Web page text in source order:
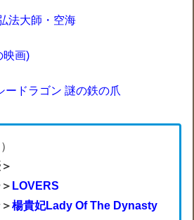
法大師・空海
映画)
ドラゴン 謎の鉄の爪
LOVERS
楊貴妃Lady Of The Dynasty